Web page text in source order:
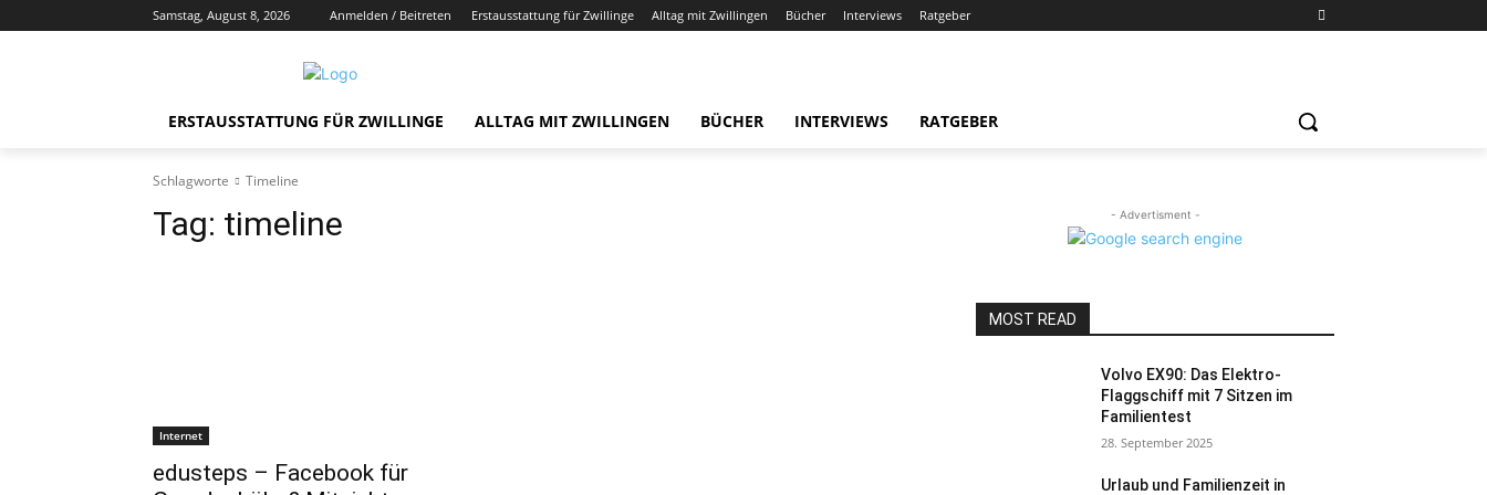
Samstag, August 8, 2026 Anmelden / Beitreten Erstausstattung für Zwillinge Alltag mit Zwillingen Bücher Interviews Ratgeber
ERSTAUSSTATTUNG FÜR ZWILLINGE ALLTAG MIT ZWILLINGEN BÜCHER INTERVIEWS RATGEBER
Schlagworte Timeline
Tag: timeline
Internet
edusteps – Facebook für
- Advertisment -
MOST READ
Volvo EX90: Das Elektro-
Flaggschiff mit 7 Sitzen im
Familientest
28. September 2025
Urlaub und Familienzeit in